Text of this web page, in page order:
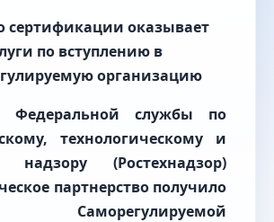
сертификации оказывает
по вступлению в
организацию
Федеральной службы по
технологическому и
надзору (Ростехнадзор)
партнерство получило
Саморегулируемой